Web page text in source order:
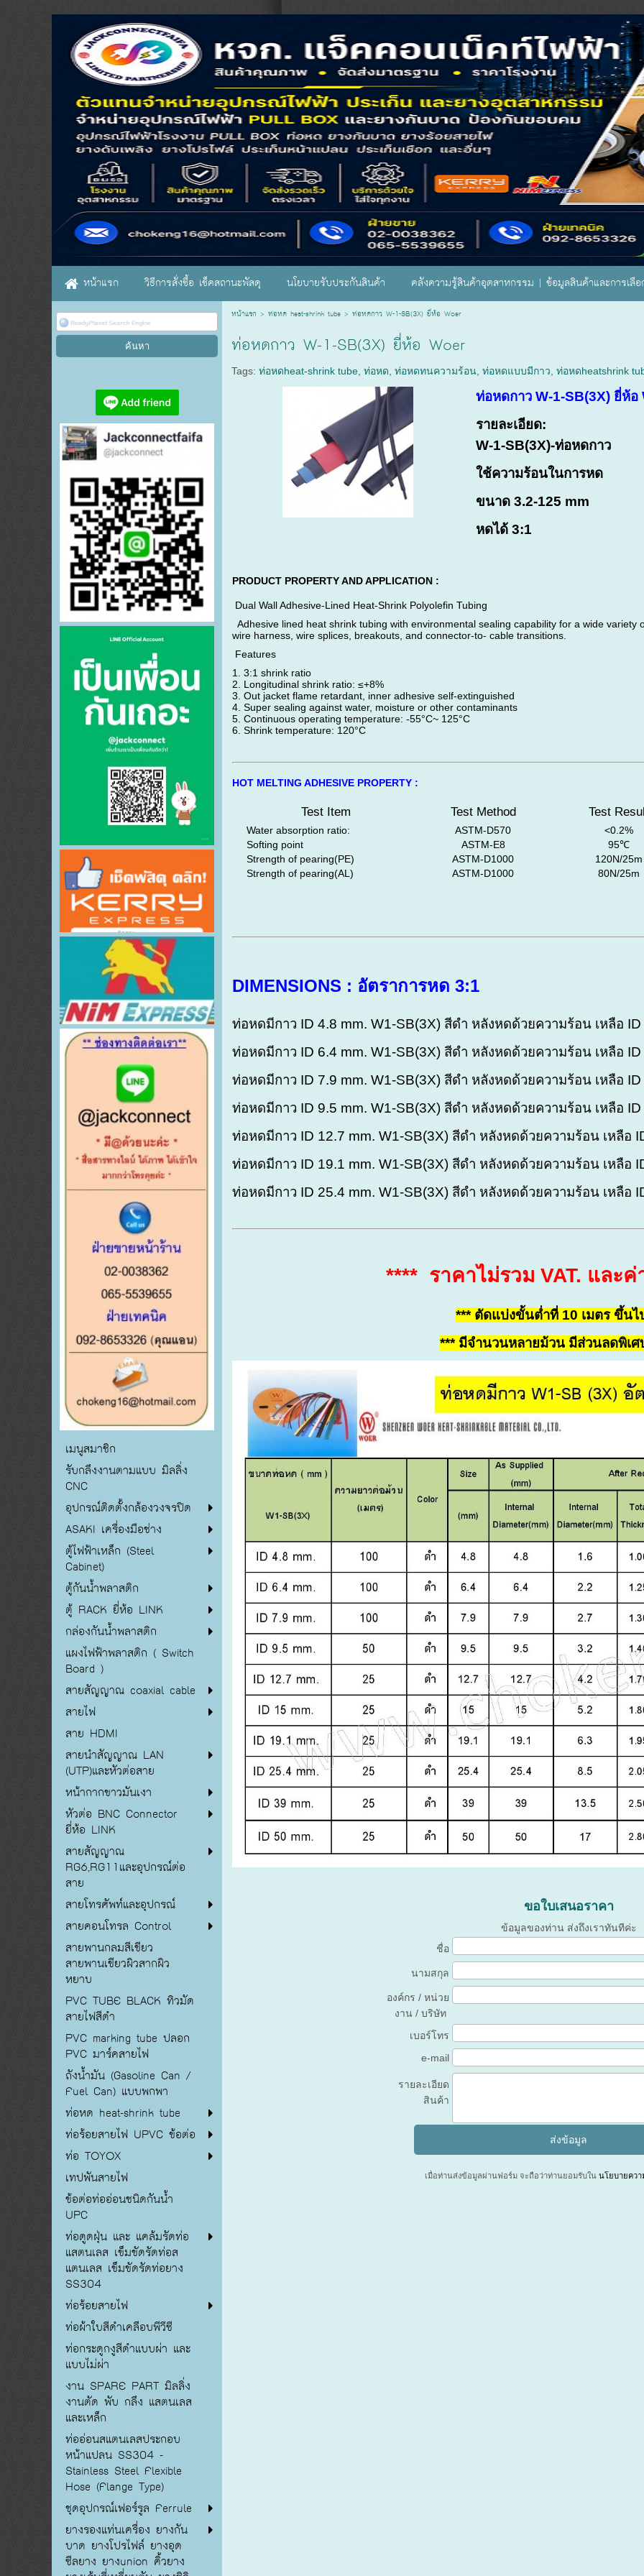
หน้าแรก วิธีการสั่งซื้อ เช็คสถานะพัสดุ นโยบายรับประกันสินค้า คลังความรู้สินค้าอุตสาหกรรม | ข้อมูลสินค้าและการเลือ
เมนูสมาชิก
รับกลึงงานตามแบบ มิลลิ่ง
CNC
อุปกรณ์ติดตั้งกล้องวงจรปิด
ASAKI เครื่องมือช่าง
ตู้ไฟฟ้าเหล็ก (Steel
Cabinet)
ตู้กันน้ำพลาสติก
ตู้ RACK ยี่ห้อ LINK
กล่องกันน้ำพลาสติก
แผงไฟฟ้าพลาสติก ( Switch
Board )
สายสัญญาณ coaxial cable
สายไฟ
สาย HDMI
สายนำสัญญาณ LAN
(UTP)และหัวต่อสาย
หน้ากากขาวมันเงา
หัวต่อ BNC Connector
ยี่ห้อ LINK
สายสัญญาณ
RG6,RG11และอุปกรณ์ต่อ
สาย
สายโทรศัพท์และอุปกรณ์
สายคอนโทรล Control
สายพานกลมสีเขียว
สายพานเขียวผิวสากผิว
หยาบ
PVC TUBE BLACK ทิวมัด
สายไฟสีดำ
PVC marking tube ปลอก
PVC มาร์คสายไฟ
ถังน้ำมัน (Gasoline Can /
Fuel Can) แบบพกพา
ท่อหด heat-shrink tube
ท่อร้อยสายไฟ UPVC ข้อต่อ
ท่อ TOYOX
เทปพันสายไฟ
ข้อต่อท่ออ่อนชนิดกันน้ำ
UPC
ท่อดูดฝุ่น และ แคล้มรัดท่อ
แสตนเลส เข็มขัดรัดท่อส
แตนเลส เข็มขัดรัดท่อยาง
SS304
ท่อร้อยสายไฟ
ท่อผ้าใบสีดำเคลือบพีวีซี
ท่อกระดูกงูสีดำแบบผ่า และ
แบบไม่ผ่า
งาน SPARE PART มิลลิ่ง
งานตัด พับ กลึง แสตนเลส
และเหล็ก
ท่ออ่อนสแตนเลสประกอบ
หน้าแปลน SS304 -
Stainless Steel Flexible
Hose (Flange Type)
ชุดอุปกรณ์เฟอร์รูล Ferrule
ยางรองแท่นเครื่อง ยางกัน
บาด ยางโปรไฟล์ ยางอุด
ซีลยาง ยางunion คิ้วยาง
หน้าแรก > ท่อหด heat-shrink tube> ท่อหดกาว W-1-SB(3X) ยี่ห้อ Woer
ท่อหดกาว W-1-SB(3X) ยี่ห้อ Woer
Tags:ท่อหดheat-shrink tube ,ท่อหด ,ท่อหดทนความร้อน ,ท่อหดแบบมีกาว ,ท่อหดheatshrink
ท่อหดกาว W-1-SB(3X) ยี่ห้อ
รายละเอียด:
W-1-SB(3X)-ท่อหดกาว
ใช้ความร้อนในการหด
ขนาด 3.2-125 mm
หดได้ 3:1
PRODUCT PROPERTY AND APPLICATION :
Dual Wall Adhesive-Lined Heat-Shrink Polyolefin Tubing
Adhesive lined heat shrink tubing with environmental sealing capability for a wide
wire harness, wire splices, breakouts, and connector-to- cable transitions.
Features
1. 3:1 shrink ratio
2. Longitudinal shrink ratio: ≤+8%
3. Out jacket flame retardant, inner adhesive self-extinguished
4. Super sealing against water, moisture or other contaminants
5. Continuous operating temperature: -55°C~ 125°C
6. Shrink temperature: 120°C
HOT MELTING ADHESIVE PROPERTY :
Test Item Test Method Test
Water absorption ratio: ASTM-D570
<0.2%
Softing point
ASTM-E8
95℃
Strength of pearing(PE)
ASTM-D1000
120N/25m
Strength of pearing(AL)
ASTM-D1000 80N/25m
DIMENSIONS : อัตราการหด 3:1
ท่อหดมีกาว ID 4.8 mm. W1-SB(3X) สีดำ หลังหดด้วยความร้อน เหลือ ID
ท่อหดมีกาว ID 6.4 mm. W1-SB(3X) สีดำ หลังหดด้วยความร้อน เหลือ ID
ท่อหดมีกาว ID 7.9 mm. W1-SB(3X) สีดำ หลังหดด้วยความร้อน เหลือ ID
ท่อหดมีกาว ID 9.5 mm. W1-SB(3X) สีดำ หลังหดด้วยความร้อน เหลือ ID
ท่อหดมีกาว ID 12.7 mm. W1-SB(3X) สีดำ หลังหดด้วยความร้อน เหลือ
ท่อหดมีกาว ID 19.1 mm. W1-SB(3X) สีดำ หลังหดด้วยความร้อน เหลือ
ท่อหดมีกาว ID 25.4 mm. W1-SB(3X) สีดำ หลังหดด้วยความร้อน เหลือ
**** ราคาไม่รวม VAT. และ
*** ตัดแบ่งขั้นต่ำที่ 10 เมตร ขึ้นไ
*** มีจำนวนหลายม้วน มีส่วนลดพิเศ
ขอใบเสนอราคา
ข้อมูลของท่าน ส่งถึงเราทันทีค่ะ
ชื่อ
นามสกุล
องค์กร / หน่วย
งาน / บริษัท
เบอร์โทร
e-mail
รายละเอียด
สินค้า
เมื่อท่านส่งข้อมูลผ่านฟอร์ม จะถือว่าท่านยอมรับในนโยบายควา